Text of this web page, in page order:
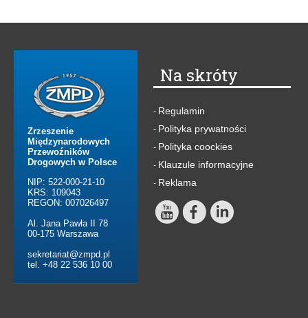
Zrzeszenie
Międzynarodowych
Przewoźników
Drogowych w Polsce
NIP: 522-000-21-10
KRS: 109043
REGON: 007026497
Al. Jana Pawła II 78
00-175 Warszawa
sekretariat@zmpd.pl
tel. +48 22 536 10 00
Na skróty
- Regulamin
- Polityka prywatności
- Polityka coockies
- Klauzule informacyjne
- Reklama